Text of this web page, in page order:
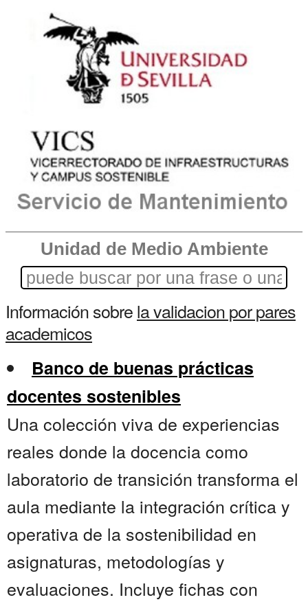
Unidad de Medio Ambiente
Información sobrela validacion por pares
academicos
Banco de buenas prácticas
docentes sostenibles
Una colección viva de experiencias
reales donde la docencia como
laboratorio de transición transforma el
aula mediante la integración crítica y
operativa de la sostenibilidad en
asignaturas, metodologías y
evaluaciones. Incluye fichas con